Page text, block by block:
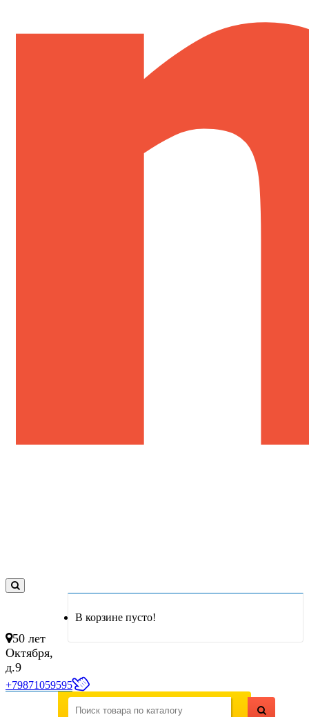
В корзине пусто!
50 лет
Октября,
д.9
+79871059595